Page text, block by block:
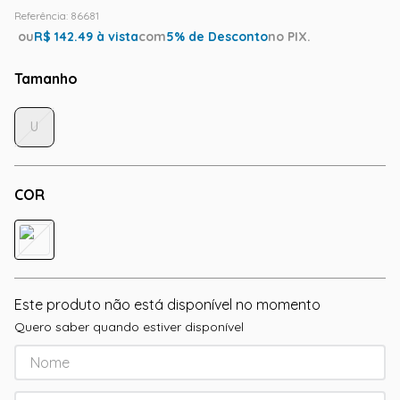
Referência: 86681
ouR$ 142.49 à vistacom5% de Descontono PIX.
Tamanho
COR
U
Este produto não está disponível no momento
Quero saber quando estiver disponível